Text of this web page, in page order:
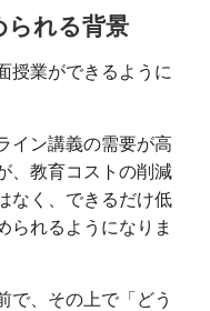
れる背景
授業ができるように
イン講義の需要が高
、教育コストの削減
なく、できるだけ低
られるようになりま
で、その上で「どう